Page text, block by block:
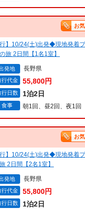
お
行】10/24(土)出発◆現地発着
旅 2日間【1名1室】
発地 長野県
行代金 55,800円
行日数 1泊2日
食事 朝1回、昼2回、夜1回
お
行】10/24(土)出発◆現地発着
2日間【2名1室】
発地 長野県
行代金 55,800円
行日数 1泊2日